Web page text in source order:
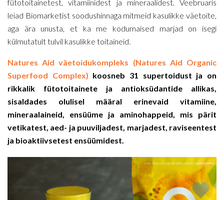
fütotoitainetest, vitamiinidest ja mineraalidest. Veebruaris
leiad Biomarketist soodushinnaga mitmeid kasulikke väetoite,
aga ära unusta, et ka me kodumaised marjad on isegi
külmutatult tulvil kasulikke toitaineid.
Natures Aid väetoidukompleks (Natures Aid Organic
Superfood Complex) koosneb 31 supertoidust ja on
rikkalik fütotoitainete ja antioksüdantide allikas,
sisaldades olulisel määral erinevaid vitamiine,
mineraalaineid, ensüüme ja aminohappeid, mis pärit
vetikatest, aed- ja puuviljadest, marjadest, raviseentest
ja bioaktiivsetest ensüümidest.